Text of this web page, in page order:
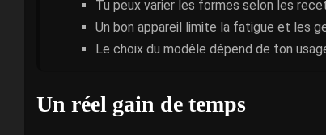
Tu peux varier les formes selon les
Un bon appareil limite la fatigue et les
Le choix du modèle dépend de ton
Un réel gain de temps